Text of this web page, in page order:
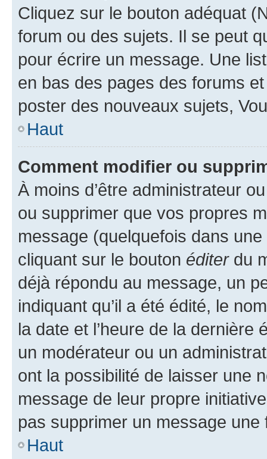
Cliquez sur le bouton adéquat
forum ou des sujets. Il se peut
pour écrire un message. Une
en bas des pages des forums
poster des nouveaux sujets,
Haut
Comment modifier ou
À moins d’être administrateur
ou supprimer que vos propres
message (quelquefois dans
cliquant sur le bouton éditerdu
déjà répondu au message, un
indiquant qu’il a été édité, le
la date et l’heure de la dernière
un modérateur ou un
ont la possibilité de laisser une
message de leur propre
pas supprimer un message une
Haut